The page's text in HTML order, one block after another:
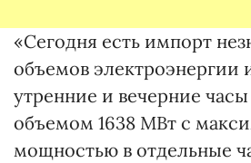
«Сегодня есть импорт
объемов электроэнергии
утренние и вечерние
объемом 1638 МВт с
мощностью в отдельные